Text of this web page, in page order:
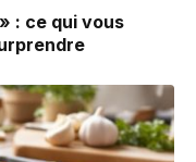
: ce qui vous